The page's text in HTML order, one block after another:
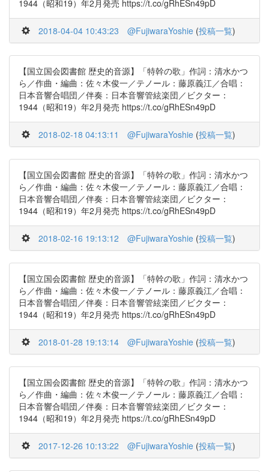
1944（昭和19）年2月発売 https://t.co/gRhESn49pD
2018-04-04 10:43:23 @FujiwaraYoshie (投稿一覧)
【国立国会図書館 歴史的音源】「特幹の歌」作詞：清水かつ
ら／作曲・編曲：佐々木俊一／テノール：藤原義江／合唱：
日本音響合唱団／伴奏：日本音響管絃楽団／ビクター：
1944（昭和19）年2月発売 https://t.co/gRhESn49pD
2018-02-18 04:13:11 @FujiwaraYoshie (投稿一覧)
【国立国会図書館 歴史的音源】「特幹の歌」作詞：清水かつ
ら／作曲・編曲：佐々木俊一／テノール：藤原義江／合唱：
日本音響合唱団／伴奏：日本音響管絃楽団／ビクター：
1944（昭和19）年2月発売 https://t.co/gRhESn49pD
2018-02-16 19:13:12 @FujiwaraYoshie (投稿一覧)
【国立国会図書館 歴史的音源】「特幹の歌」作詞：清水かつ
ら／作曲・編曲：佐々木俊一／テノール：藤原義江／合唱：
日本音響合唱団／伴奏：日本音響管絃楽団／ビクター：
1944（昭和19）年2月発売 https://t.co/gRhESn49pD
2018-01-28 19:13:14 @FujiwaraYoshie (投稿一覧)
【国立国会図書館 歴史的音源】「特幹の歌」作詞：清水かつ
ら／作曲・編曲：佐々木俊一／テノール：藤原義江／合唱：
日本音響合唱団／伴奏：日本音響管絃楽団／ビクター：
1944（昭和19）年2月発売 https://t.co/gRhESn49pD
2017-12-26 10:13:22 @FujiwaraYoshie (投稿一覧)